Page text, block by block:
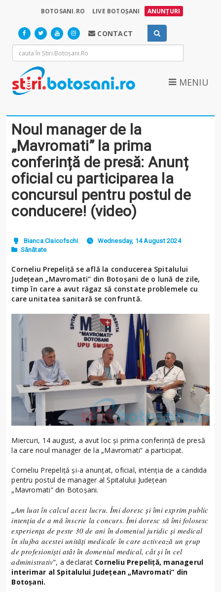
BOTOSANI.RO LIVE BOTOȘANI ANUNȚURI
CONTACT
MENIU
Noul manager de la
„Mavromati” la prima
conferință de presă: Anunț
oficial cu participarea la
concursul pentru postul de
conducere! (video)
Bianca Ciaicofschi
Wednesday, 14 August 2024
Sănătate
Corneliu Prepeliță se află la conducerea Spitalului
Județean „Mavromati” din Botoșani de o lună de zile,
timp în care a avut răgaz să constate problemele cu
care unitatea sanitară se confruntă.
Miercuri, 14 august, a avut loc și prima conferință de presă
la care noul manager de la „Mavromati” a participat.
Corneliu Prepeliță și-a anunțat, oficial, intenția de a candida
pentru postul de manager al Spitalului Județean
„Mavromati” din Botoșani.
„Am luat în calcul acest lucru. Îmi doresc și îmi exprim public
intenția de a mă înscrie la concurs. Îmi doresc să îmi folosesc
experiența de peste 30 de ani în domeniul juridic și medical
în slujba acestei unități medicale în care activează un grup
de profesioniști atât în domeniul medical, cât și în cel
administrativ”, a declarat Corneliu Prepeliță, managerul
interimar al Spitalului Județean „Mavromati” din
Botoșani.